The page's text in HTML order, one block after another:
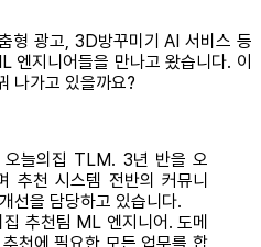
형 광고, 3D방꾸미기 AI 서비스 등
엔지니어들을 만나고 왔습니다. 이
나가고 있을까요?
오늘의집 TLM. 3년 반을 오
추천 시스템 전반의 커뮤니
선을 담당하고 있습니다.
집 추천팀 ML 엔지니어. 도메